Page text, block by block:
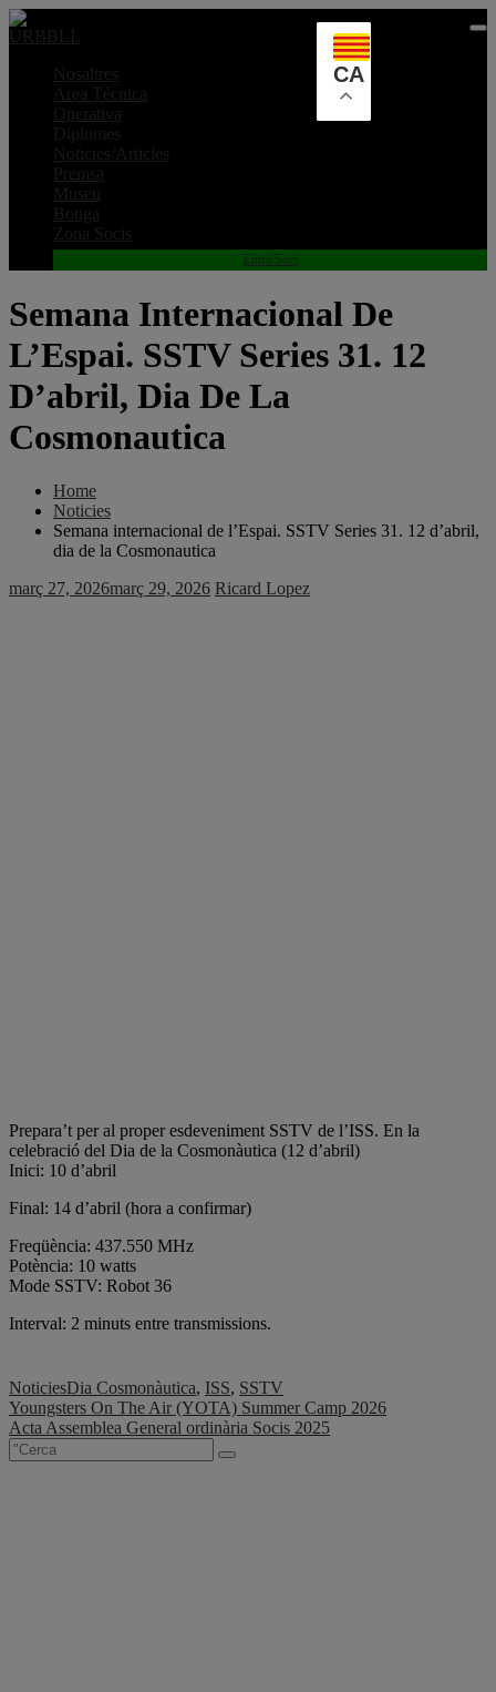
Skip
to
Nosaltres
Area Tècnica
Operativa
Diplomes
Noticies/Articles
Premsa
Museu
Botiga
Zona Socis
Entra/Soci
Semana Internacional De
L’Espai. SSTV Series 31. 12
D’abril, Dia De La
Cosmonautica
Home
Noticies
Semana internacional de l’Espai. SSTV Series 31. 12 d’abril,
dia de la Cosmonautica
març 27, 2026març 29, 2026 Ricard Lopez
Prepara’t per al proper esdeveniment SSTV de l’ISS. En la
celebració del Dia de la Cosmonàutica (12 d’abril)
Inici: 10 d’abril
Final: 14 d’abril (hora a confirmar)
Freqüència: 437.550 MHz
Potència: 10 watts
Mode SSTV: Robot 36
Interval: 2 minuts entre transmissions.
NoticiesDia Cosmonàutica, ISS, SSTV
Navegació
d'entrades
Youngsters On The Air (YOTA) Summer Camp 2026
Acta Assemblea General ordinària Socis 2025
CA